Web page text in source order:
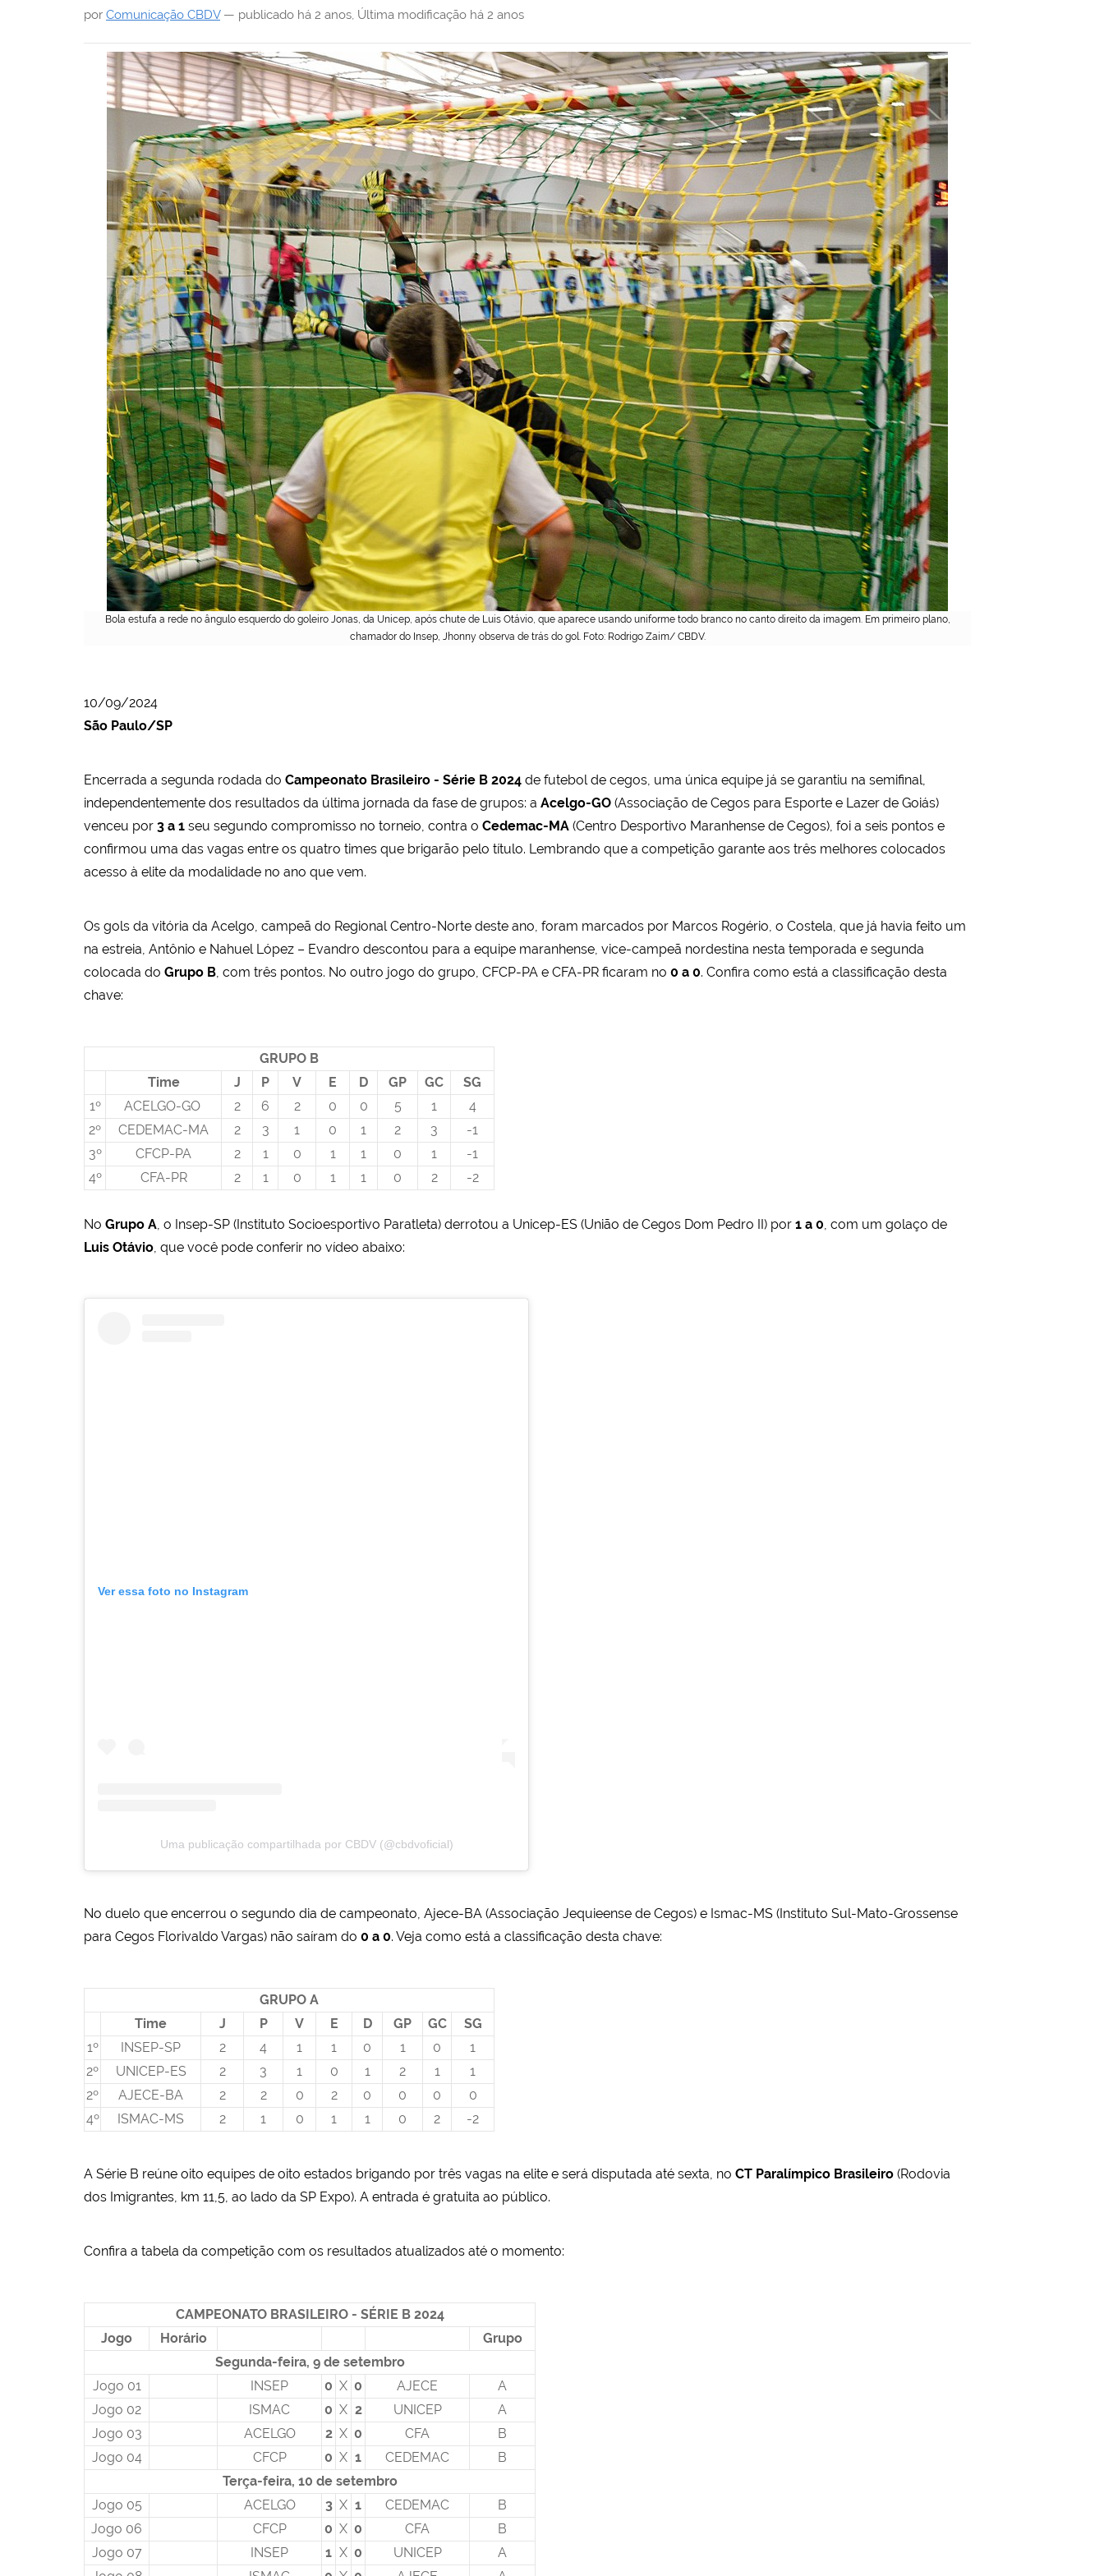
Bola estufa a rede no ângulo esquerdo do goleiro Jonas, da Unicep, após chute de Luis Otávio, que aparece usando uniforme todo branco no canto direito da imagem. Em primeiro plano,
chamador do Insep, Jhonny observa de trás do gol. Foto: Rodrigo Zaim/ CBDV.
por Comunicação CBDV— publicado há 2 anos, Última modificação há 2 anos
10/09/2024
São Paulo/SP
Encerrada a segunda rodada do Campeonato Brasileiro - Série B 2024 de futebol de cegos, uma única equipe já se garantiu na semifinal,
independentemente dos resultados da última jornada da fase de grupos: a Acelgo-GO (Associação de Cegos para Esporte e Lazer de Goiás)
venceu por 3 a 1 seu segundo compromisso no torneio, contra o Cedemac-MA (Centro Desportivo Maranhense de Cegos), foi a seis pontos e
confirmou uma das vagas entre os quatro times que brigarão pelo título. Lembrando que a competição garante aos três melhores colocados
acesso à elite da modalidade no ano que vem.
Os gols da vitória da Acelgo, campeã do Regional Centro-Norte deste ano, foram marcados por Marcos Rogério, o Costela, que já havia feito um
na estreia, Antônio e Nahuel López – Evandro descontou para a equipe maranhense, vice-campeã nordestina nesta temporada e segunda
colocada do Grupo B, com três pontos. No outro jogo do grupo, CFCP-PA e CFA-PR ficaram no 0 a 0. Confira como está a classificação desta
chave:
GRUPO B
Time
J P V E D GP GC
SG
1º
ACELGO-GO 2 6 2 0 0 5 1
4
2º
CEDEMAC-MA 2 3 1 0 1 2 3
-1
3º
CFCP-PA 2 1 0 1 1 0 1
-1
4º
CFA-PR 2 1 0 1 1 0 2 -2
No Grupo A, o Insep-SP (Instituto Socioesportivo Paratleta) derrotou a Unicep-ES (União de Cegos Dom Pedro II) por 1 a 0, com um golaço de
Luis Otávio, que você pode conferir no vídeo abaixo:
Ver essa foto no Instagram
Uma publicação compartilhada por CBDV (@cbdvoficial)
No duelo que encerrou o segundo dia de campeonato, Ajece-BA (Associação Jequieense de Cegos) e Ismac-MS (Instituto Sul-Mato-Grossense
para Cegos Florivaldo Vargas) não saíram do 0 a 0. Veja como está a classificação desta chave:
GRUPO A
Time
J P V E D GP GC
SG
1º
INSEP-SP 2 4 1 1 0 1 0
1
2º
UNICEP-ES 2 3 1 0 1 2 1
1
2º
AJECE-BA 2 2 0 2 0 0 0
0
4º
ISMAC-MS 2 1 0 1 1 0 2 -2
A Série B reúne oito equipes de oito estados brigando por três vagas na elite e será disputada até sexta, no CT Paralímpico Brasileiro (Rodovia
dos Imigrantes, km 11,5, ao lado da SP Expo). A entrada é gratuita ao público.
Confira a tabela da competição com os resultados atualizados até o momento:
CAMPEONATO BRASILEIRO - SÉRIE B 2024
Jogo
Horário
Grupo
Segunda-feira, 9 de setembro
Jogo 01
INSEP 0 X 0 AJECE
A
Jogo 02
ISMAC 0 X 2 UNICEP
A
Jogo 03
ACELGO 2 X 0 CFA
B
Jogo 04
CFCP 0 X 1 CEDEMAC
B
Terça-feira, 10 de setembro
Jogo 05
ACELGO 3 X 1 CEDEMAC
B
Jogo 06
CFCP 0 X 0 CFA
B
Jogo 07
INSEP 1 X 0 UNICEP
A